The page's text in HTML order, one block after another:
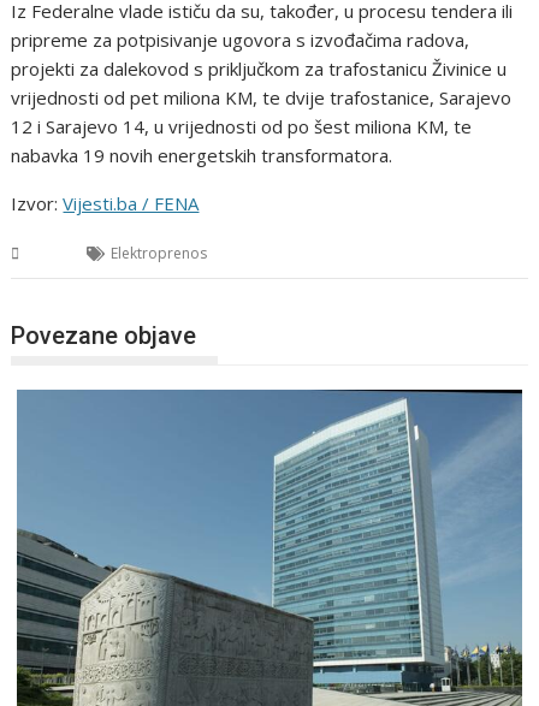
Iz Federalne vlade ističu da su, također, u procesu tendera ili
pripreme za potpisivanje ugovora s izvođačima radova,
projekti za dalekovod s priključkom za trafostanicu Živinice u
vrijednosti od pet miliona KM, te dvije trafostanice, Sarajevo
12 i Sarajevo 14, u vrijednosti od po šest miliona KM, te
nabavka 19 novih energetskih transformatora.
Izvor:Vijesti.ba / FENA
Elektroprenos
Povezane objave